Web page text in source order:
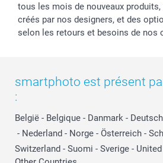
tous les mois de nouveaux
créés par nos designers, et des
selon les retours et besoins de nos
smartphoto est présent
:
België - Belgique - Danmark -
- Nederland - Norge - Österreich -
Switzerland - Suomi - Sverige -